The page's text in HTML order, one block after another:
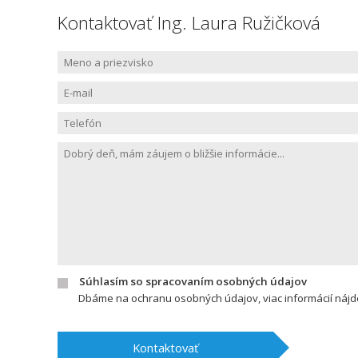
Kontaktovať Ing. Laura Ružičková
Súhlasím so spracovaním osobných údajov
Dbáme na ochranu osobných údajov, viac informácií
Kontaktovať